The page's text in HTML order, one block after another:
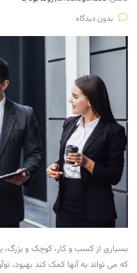
بدون دیدگاه
بسیاری از کسب و کار، کوچک و بزرگ،
که می تواند به آنها کمک کند بهبود،